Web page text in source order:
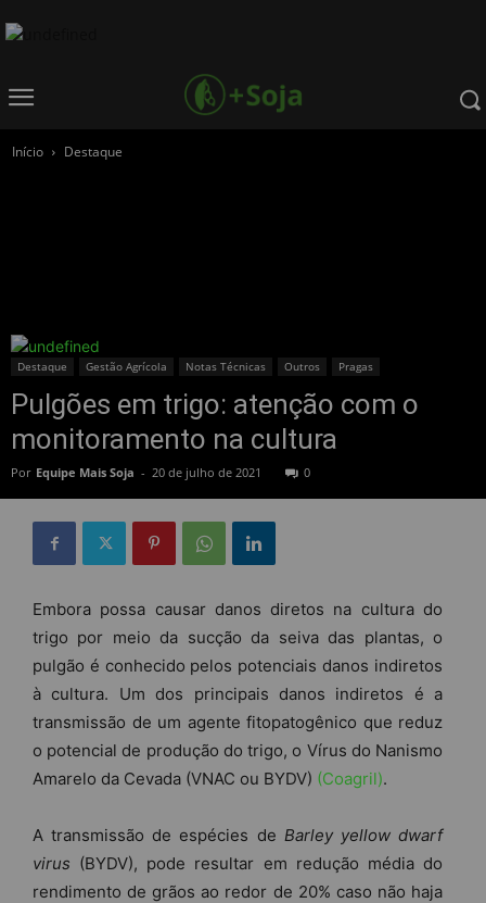
Início Destaque
Destaque Gestão Agrícola Notas Técnicas Outros Pragas
Pulgões em trigo: atenção com o
monitoramento na cultura
Por Equipe Mais Soja - 20 de julho de 2021 0
Embora possa causar danos diretos na cultura do
trigo por meio da sucção da seiva das plantas, o
pulgão é conhecido pelos potenciais danos indiretos
à cultura. Um dos principais danos indiretos é a
transmissão de um agente fitopatogênico que reduz
o potencial de produção do trigo, o Vírus do Nanismo
Amarelo da Cevada (VNAC ou BYDV) (Coagril).
A transmissão de espécies de Barley yellow dwarf
virus (BYDV), pode resultar em redução média do
rendimento de grãos ao redor de 20% caso não haja